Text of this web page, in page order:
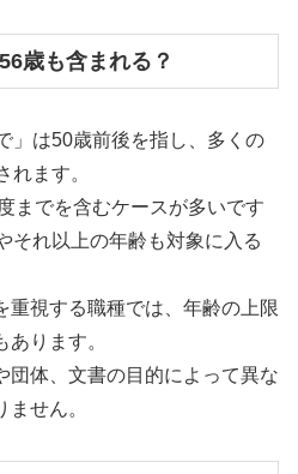
歳も含まれる？
」は50歳前後を指し、多くの
れます。
までを含むケースが多いです
それ以上の年齢も対象に入る
重視する職種では、年齢の上限
ります。
団体、文書の目的によって異な
せん。